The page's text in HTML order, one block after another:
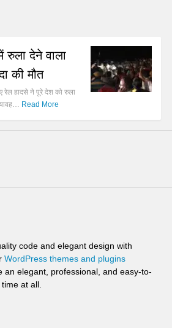
देने वाला
की मौत
रेल हादसे ने पूरे देश को रुला
Read More
code and elegant design with
WordPress themes and plugins
an elegant, professional, and easy-to-
at all.